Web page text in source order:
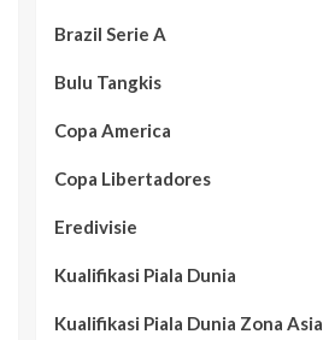
Brazil Serie A
Bulu Tangkis
Copa America
Copa Libertadores
Eredivisie
Kualifikasi Piala Dunia
Kualifikasi Piala Dunia Zona Asia